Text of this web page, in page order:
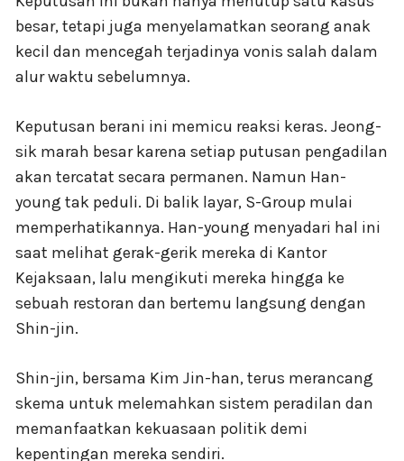
besar, tetapi juga menyelamatkan seorang anak
kecil dan mencegah terjadinya vonis salah dalam
alur waktu sebelumnya.
Keputusan berani ini memicu reaksi keras. Jeong-
sik marah besar karena setiap putusan pengadilan
akan tercatat secara permanen. Namun Han-
young tak peduli. Di balik layar, S-Group mulai
memperhatikannya. Han-young menyadari hal ini
saat melihat gerak-gerik mereka di Kantor
Kejaksaan, lalu mengikuti mereka hingga ke
sebuah restoran dan bertemu langsung dengan
Shin-jin.
Shin-jin, bersama Kim Jin-han, terus merancang
skema untuk melemahkan sistem peradilan dan
memanfaatkan kekuasaan politik demi
kepentingan mereka sendiri.